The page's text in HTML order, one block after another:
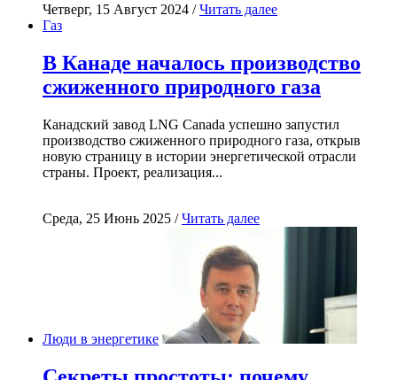
Четверг, 15 Август 2024 /Читать далее
Газ
В Канаде началось производство
сжиженного природного газа
Канадский завод LNG Canada успешно запустил
производство сжиженного природного газа, открыв
новую страницу в истории энергетической отрасли
страны. Проект, реализация...
Среда, 25 Июнь 2025 /Читать далее
Люди в энергетике